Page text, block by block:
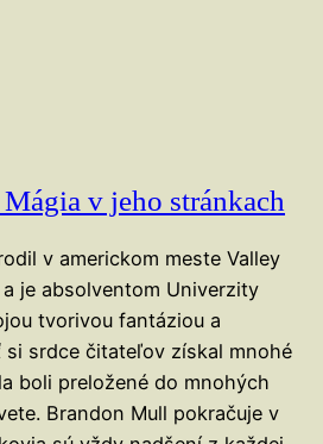
v jeho stránkach
v americkom meste Valley
je absolventom Univerzity
tvorivou fantáziou a
srdce čitateľov získal mnohé
boli preložené do mnohých
Brandon Mull pokračuje v